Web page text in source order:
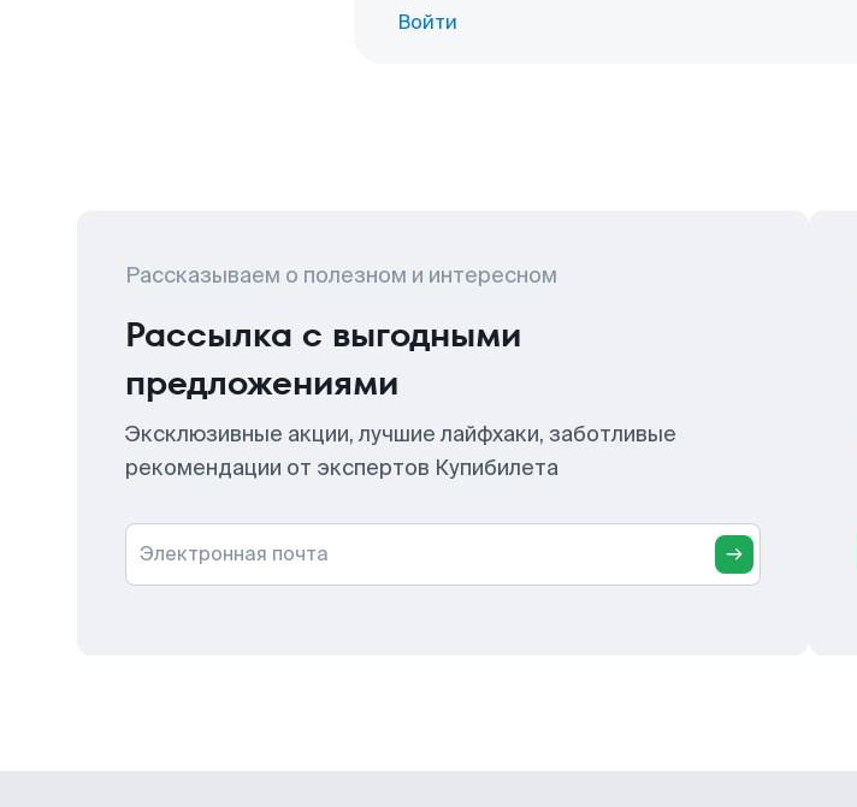
Войти
Рассказываем о полезном и интересном
Рассылка с выгодными
предложениями
Эксклюзивные акции, лучшие лайфхаки, заботливые
рекомендации от экспертов Купибилета
Электронная почта